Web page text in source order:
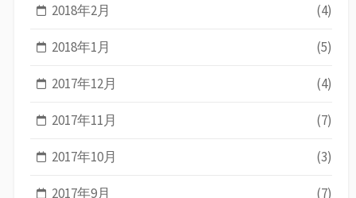
2018年2月 (4)
2018年1月 (5)
2017年12月 (4)
2017年11月 (7)
2017年10月 (3)
2017年9月 (7)